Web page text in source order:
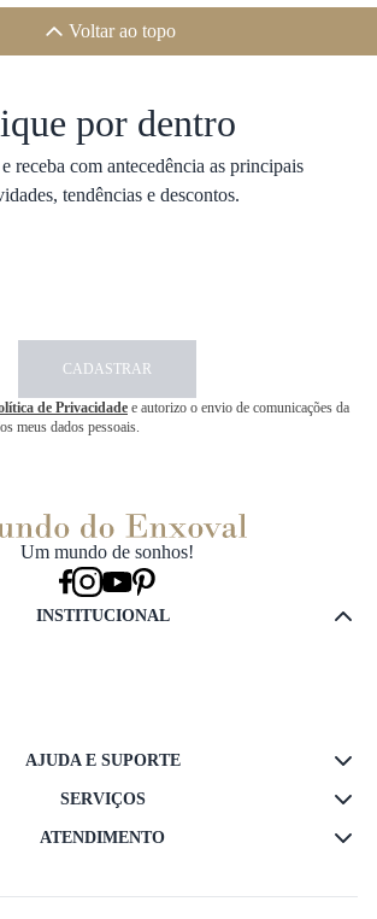
Voltar ao topo
por dentro
receba com antecedência as principais
tendências e descontos.
CADASTRAR
de Privacidade e autorizo o envio de comunicações da
meus dados pessoais.
Um mundo de sonhos!
INSTITUCIONAL
AJUDA E SUPORTE
SERVIÇOS
ATENDIMENTO